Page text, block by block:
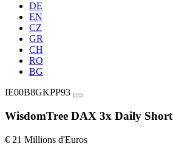
DE
EN
CZ
GR
CH
RO
BG
IE00B8GKPP93
WisdomTree DAX 3x Daily Short
€ 21 Millions d'Euros